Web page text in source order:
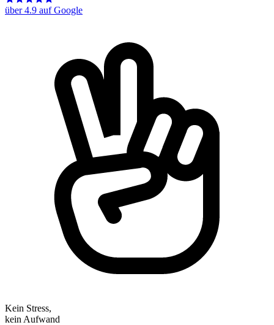
über 4.9 auf Google
Kein Stress,
kein Aufwand